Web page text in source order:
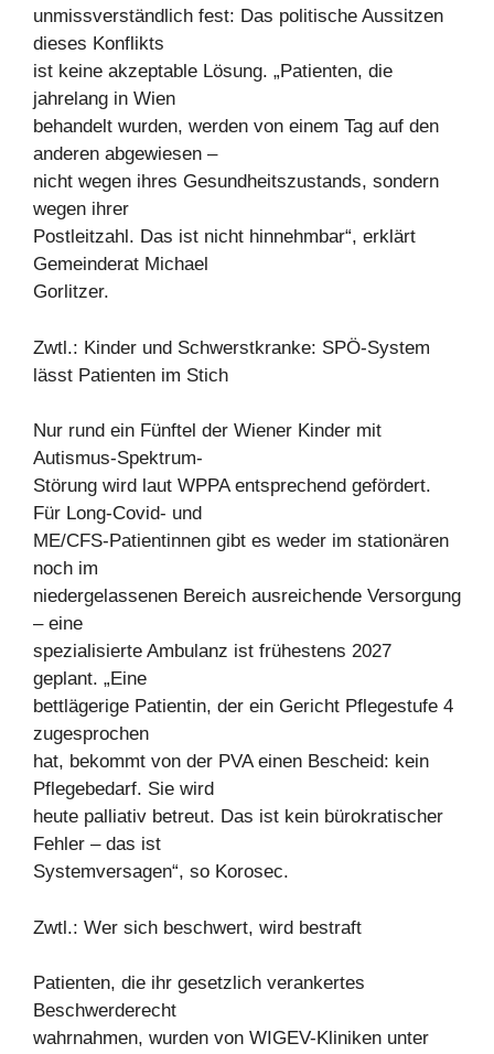
unmissverständlich fest: Das politische Aussitzen
dieses Konflikts
ist keine akzeptable Lösung. „Patienten, die
jahrelang in Wien
behandelt wurden, werden von einem Tag auf den
anderen abgewiesen –
nicht wegen ihres Gesundheitszustands, sondern
wegen ihrer
Postleitzahl. Das ist nicht hinnehmbar“, erklärt
Gemeinderat Michael
Gorlitzer.
Zwtl.: Kinder und Schwerstkranke: SPÖ-System
lässt Patienten im Stich
Nur rund ein Fünftel der Wiener Kinder mit
Autismus-Spektrum-
Störung wird laut WPPA entsprechend gefördert.
Für Long-Covid- und
ME/CFS-Patientinnen gibt es weder im stationären
noch im
niedergelassenen Bereich ausreichende Versorgung
– eine
spezialisierte Ambulanz ist frühestens 2027
geplant. „Eine
bettlägerige Patientin, der ein Gericht Pflegestufe 4
zugesprochen
hat, bekommt von der PVA einen Bescheid: kein
Pflegebedarf. Sie wird
heute palliativ betreut. Das ist kein bürokratischer
Fehler – das ist
Systemversagen“, so Korosec.
Zwtl.: Wer sich beschwert, wird bestraft
Patienten, die ihr gesetzlich verankertes
Beschwerderecht
wahrnahmen, wurden von WIGEV-Kliniken unter